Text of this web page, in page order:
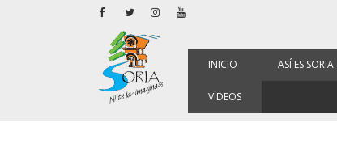
INICIO ASÍ ES SORIA
VÍDEOS